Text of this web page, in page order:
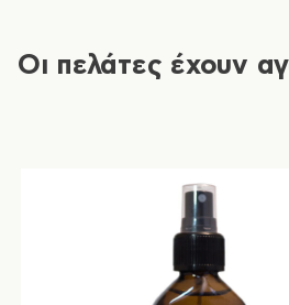
Οι πελάτες έχουν